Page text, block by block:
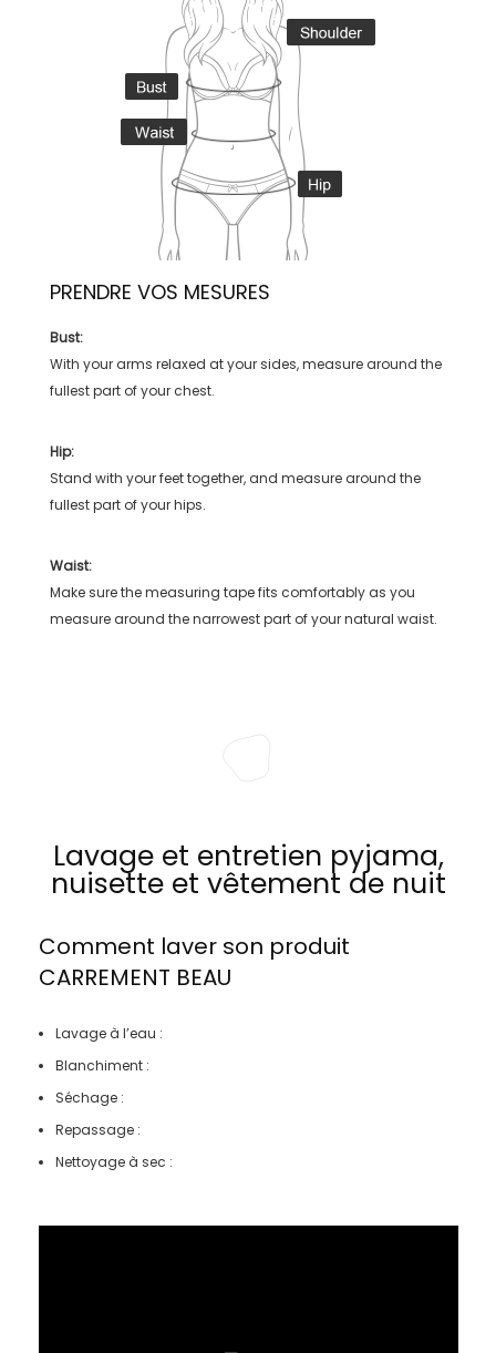
PRENDRE VOS MESURES
Bust:
With your arms relaxed at your sides, measure around the
fullest part of your chest.
Hip:
Stand with your feet together, and measure around the
fullest part of your hips.
Waist:
Make sure the measuring tape fits comfortably as you
measure around the narrowest part of your natural waist.
Lavage et entretien pyjama,
nuisette et vêtement de nuit
Comment laver son produit
CARREMENT BEAU
Lavage à l’eau :
Blanchiment :
Séchage :
Repassage :
Nettoyage à sec :